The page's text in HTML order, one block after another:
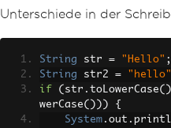
Unterschiede in der
String str = "Hello" ;
String str2 = "hello"
if
( str . toLowerCase
werCase()))
{
System . out .